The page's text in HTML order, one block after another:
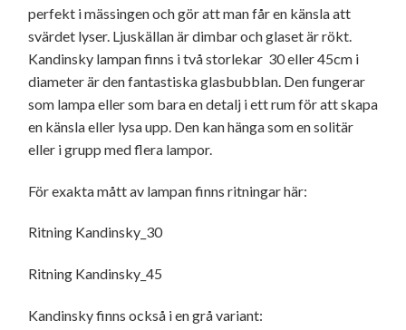
perfekt i mässingen och gör att man får en känsla att
svärdet lyser. Ljuskällan är dimbar och glaset är rökt.
Kandinsky lampan finns i två storlekar 30 eller 45cm i
diameter är den fantastiska glasbubblan. Den fungerar
som lampa eller som bara en detalj i ett rum för att skapa
en känsla eller lysa upp. Den kan hänga som en solitär
eller i grupp med flera lampor.
För exakta mått av lampan finns ritningar här:
Ritning Kandinsky_30
Ritning Kandinsky_45
Kandinsky finns också i en grå variant: